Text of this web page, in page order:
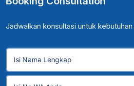
Jadwalkan konsultasi untuk